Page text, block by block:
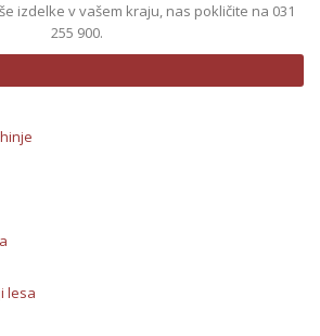
izdelke v vašem kraju, nas pokličite na 031
255 900.
lesa